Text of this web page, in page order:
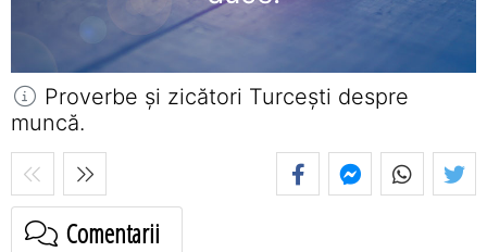
Proverbe și zicători Turceşti despre
muncă.
Comentarii